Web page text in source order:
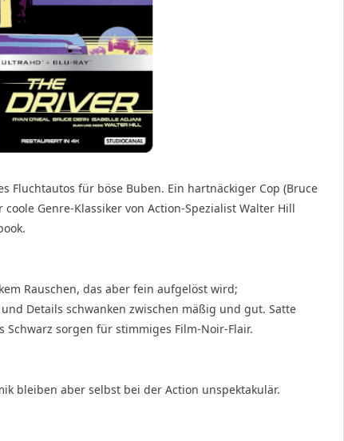
Fluchtautos für böse Buben. Ein hartnäckiger Cop (Bruce
Genre-Klassiker von Action-Spezialist Walter Hill
Rauschen, das aber fein aufgelöst wird;
Details schwanken zwischen mäßig und gut. Satte
sorgen für stimmiges Film-Noir-Flair.
bleiben aber selbst bei der Action unspektakulär.